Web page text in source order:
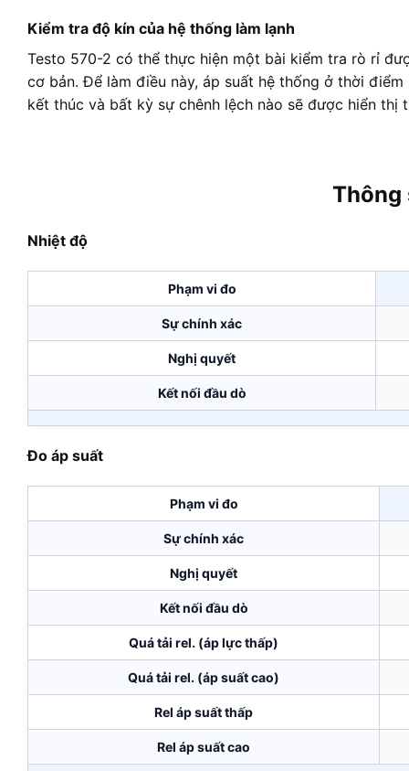
Kiểm tra độ kín của hệ thống làm lạnh
Testo 570-2 có thể thực hiện một bài kiểm tra rò rỉ
cơ bản. Để làm điều này, áp suất hệ thống ở thời
kết thúc và bất kỳ sự chênh lệch nào sẽ được hiển thị
Thông
Nhiệt độ
Phạm vi đo
Sự chính xác
Nghị quyết
Kết nối đầu dò
Đo áp suất
Phạm vi đo
Sự chính xác
Nghị quyết
Kết nối đầu dò
Quá tải rel. (áp lực thấp)
Quá tải rel. (áp suất cao)
Rel áp suất thấp
Rel áp suất cao